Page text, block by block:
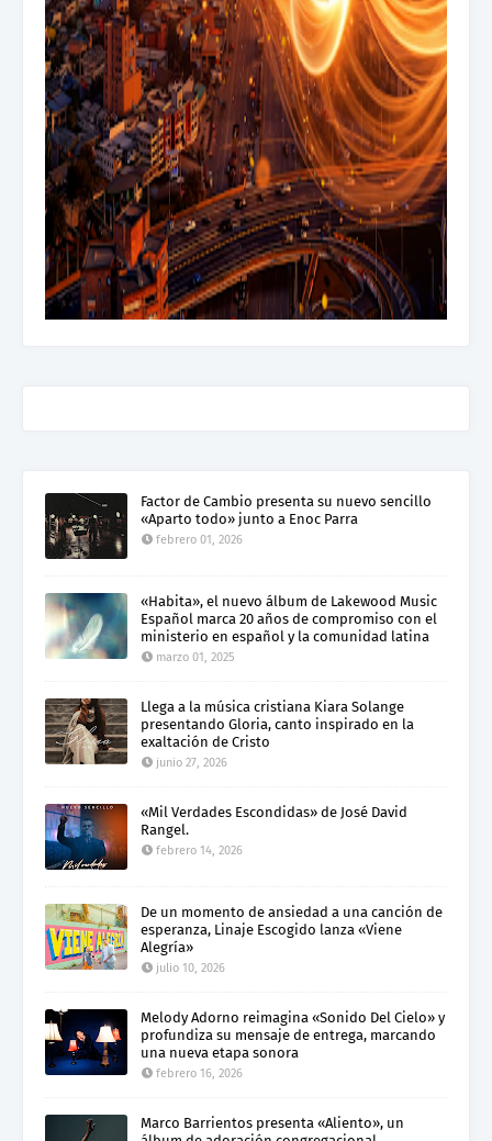
Factor de Cambio presenta su nuevo sencillo
«Aparto todo» junto a Enoc Parra
febrero 01, 2026
«Habita», el nuevo álbum de Lakewood Music
Español marca 20 años de compromiso con el
ministerio en español y la comunidad latina
marzo 01, 2025
Llega a la música cristiana Kiara Solange
presentando Gloria, canto inspirado en la
exaltación de Cristo
junio 27, 2026
«Mil Verdades Escondidas» de José David
Rangel.
febrero 14, 2026
De un momento de ansiedad a una canción de
esperanza, Linaje Escogido lanza «Viene
Alegría»
julio 10, 2026
Melody Adorno reimagina «Sonido Del Cielo» y
profundiza su mensaje de entrega, marcando
una nueva etapa sonora
febrero 16, 2026
Marco Barrientos presenta «Aliento», un